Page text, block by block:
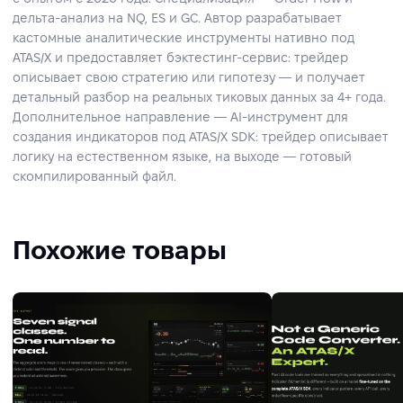
дельта-анализ на NQ, ES и GC. Автор разрабатывает
кастомные аналитические инструменты нативно под
ATAS/X и предоставляет бэктестинг-сервис: трейдер
описывает свою стратегию или гипотезу — и получает
детальный разбор на реальных тиковых данных за 4+ года.
Дополнительное направление — AI-инструмент для
создания индикаторов под ATAS/X SDK: трейдер описывает
логику на естественном языке, на выходе — готовый
скомпилированный файл.
Похожие товары